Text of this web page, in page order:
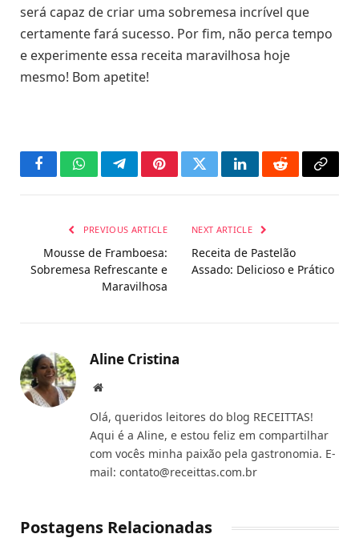
será capaz de criar uma sobremesa incrível que
certamente fará sucesso. Por fim, não perca tempo
e experimente essa receita maravilhosa hoje
mesmo! Bom apetite!
FacebookWhatsAppTelegramPinterestTwitterLinkedInRedditCopy
PREVIOUS ARTICLE
Mousse de Framboesa:
Sobremesa Refrescante e
Maravilhosa
NEXT ARTICLE
Receita de Pastelão
Assado: Delicioso e Prático
Aline Cristina
Website
Olá, queridos leitores do blog RECEITTAS!
Aqui é a Aline, e estou feliz em compartilhar
com vocês minha paixão pela gastronomia. E-
mail: contato@receittas.com.br
Postagens Relacionadas